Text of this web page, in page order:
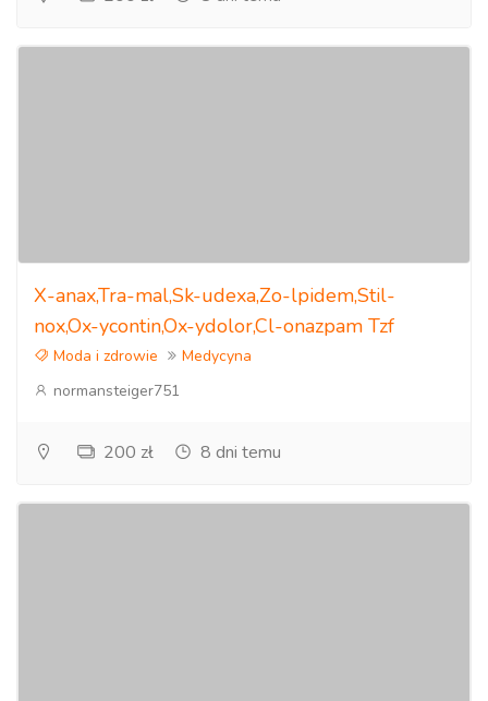
X-anax,Tra-mal,Sk-udexa,Zo-lpidem,Stil-
nox,Ox-ycontin,Ox-ydolor,Cl-onazpam Tzf
Moda i zdrowie
Medycyna
normansteiger751
200 zł 8 dni temu